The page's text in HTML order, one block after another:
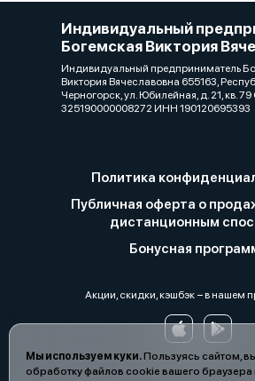
Мы используем куки.Пользуясь сайтом,
обработку файлов cookie вашего браузера
Индивидуальный
Богемская Виктория
Индивидуальный предприниматель
Виктория Вячеславовна 655163,
Черногорск, ул. Юбилейная, д. 21, кв.
325190000008272 ИНН 190120695393
Политика
Публичная оферта о
дистанционным
Бонусная
Акции, скидки, кэшбэк − в нашем